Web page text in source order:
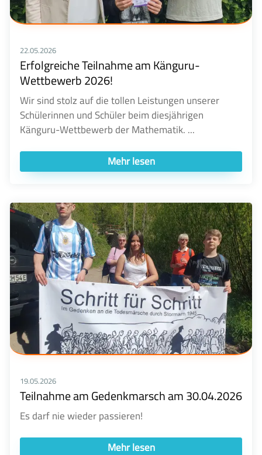
22.05.2026
Erfolgreiche Teilnahme am Känguru-
Wettbewerb 2026!
Wir sind stolz auf die tollen Leistungen unserer
Schülerinnen und Schüler beim diesjährigen
Känguru-Wettbewerb der Mathematik. ...
Mehr lesen
19.05.2026
Teilnahme am Gedenkmarsch am 30.04.2026
Es darf nie wieder passieren!
Mehr lesen